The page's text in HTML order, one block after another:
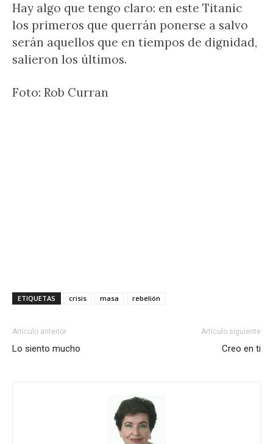
Hay algo que tengo claro: en este Titanic
los primeros que querrán ponerse a salvo
serán aquellos que en tiempos de dignidad,
salieron los últimos.
Foto: Rob Curran
ETIQUETAS crisis masa rebelión
Artículo anterior
Lo siento mucho
Artículo siguiente
Creo en ti